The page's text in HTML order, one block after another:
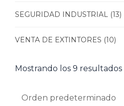
SEGURIDAD INDUSTRIAL (13)
VENTA DE EXTINTORES (10)
Mostrando los 9 resultados